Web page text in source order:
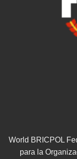
World BRICPOL
para la